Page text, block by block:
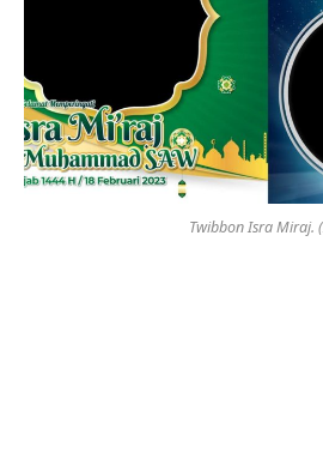
Twibbon Isra Miraj.